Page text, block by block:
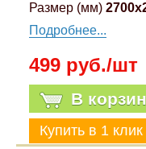
Размер (мм)
Подробнее...
499 руб./шт
В